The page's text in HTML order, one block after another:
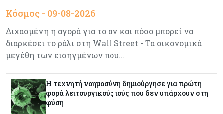
Ενέργεια: Στερεύουν τα αποθέματα της
Ευρώπης - Τι θα γίνει τον χειμώνα
Ενέργεια
Η χώρα με τα περισσότερα φωτοβολταϊκά στις
στέγες διευρύνει την επιδότησή τους
Κόσμος - 09-08-2026
Διχασμένη η αγορά για το αν και πόσο μπορεί να
διαρκέσει το ράλι στη Wall Street - Τα οικονομικά
μεγέθη των εισηγμένων που…
Η τεχνητή νοημοσύνη δημιούργησε για πρώτη
φορά λειτουργικούς ιούς που δεν υπάρχουν στη
φύση